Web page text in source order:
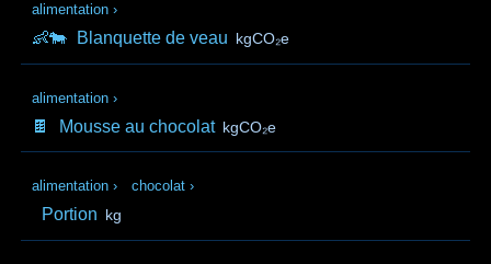
alimentation ›
👶🐄 Blanquette de veau kgCO₂e
alimentation ›
🍫 Mousse au chocolat kgCO₂e
alimentation › chocolat ›
Portion kg